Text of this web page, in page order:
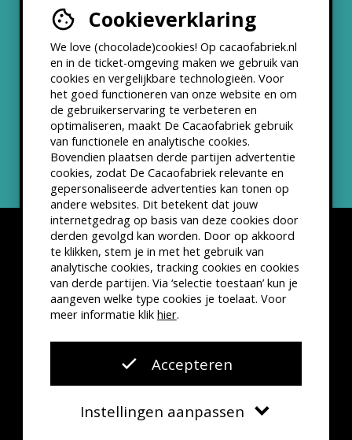
Cookieverklaring
We love (chocolade)cookies! Op cacaofabriek.nl
en in de ticket-omgeving maken we gebruik van
cookies en vergelijkbare technologieën. Voor
het goed functioneren van onze website en om
de gebruikerservaring te verbeteren en
optimaliseren, maakt De Cacaofabriek gebruik
van functionele en analytische cookies.
Bovendien plaatsen derde partijen advertentie
cookies, zodat De Cacaofabriek relevante en
gepersonaliseerde advertenties kan tonen op
andere websites. Dit betekent dat jouw
internetgedrag op basis van deze cookies door
derden gevolgd kan worden. Door op akkoord
te klikken, stem je in met het gebruik van
analytische cookies, tracking cookies en cookies
van derde partijen. Via ‘selectie toestaan’ kun je
aangeven welke type cookies je toelaat. Voor
meer informatie klik hier.
Accepteren
Instellingen aanpassen
Werken bij
Partners & Samenwerkingen
ANBI status
Nieuwsbrief
Disclaimer Privacyverklaring
Kleine lettertjes
VSCD Bezoekersvoorwaarden
Website doorThe Cre8ion.Lab